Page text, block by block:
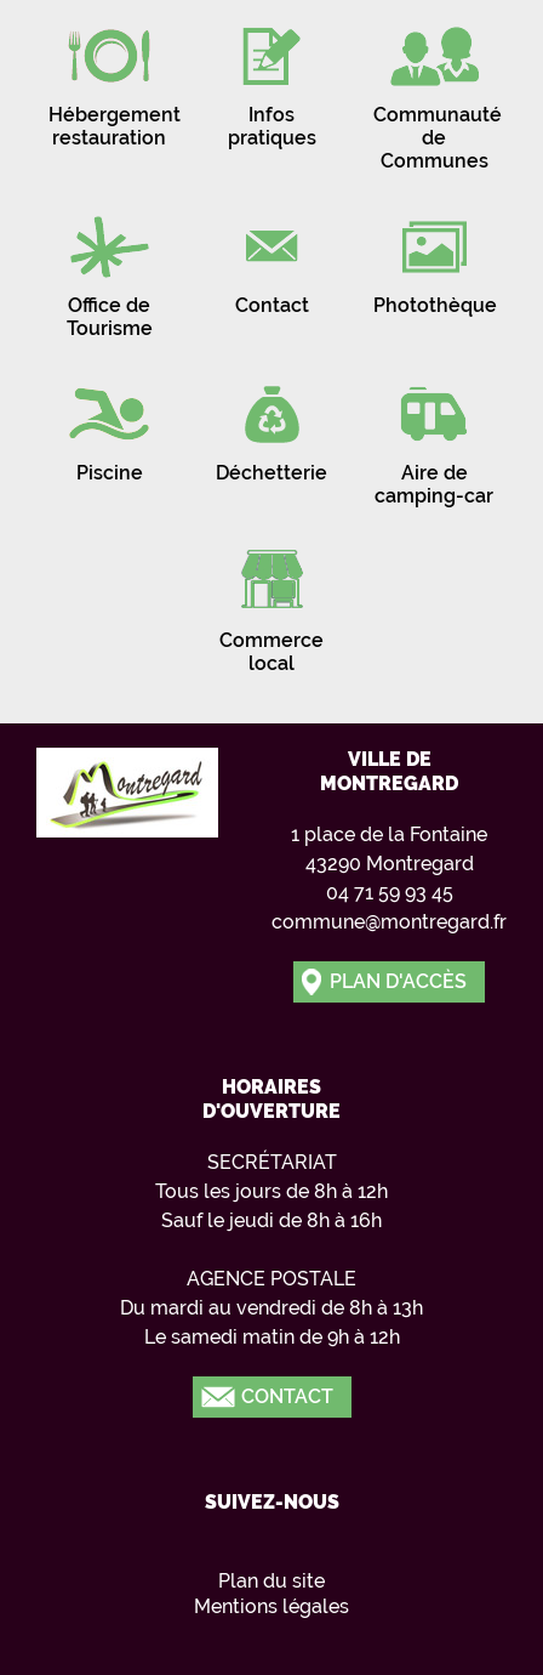
Hébergement
restauration
Infos
pratiques
Communauté
de
Communes
Office de
Tourisme
Contact Photothèque
Piscine Déchetterie
Aire de
camping-car
Commerce
local
VILLE DE
MONTREGARD
1 place de la Fontaine
43290 Montregard
04 71 59 93 45
commune@montregard.fr
PLAN D'ACCÈS
HORAIRES
D'OUVERTURE
SECRÉTARIAT
Tous les jours de 8h à 12h
Sauf le jeudi de 8h à 16h
AGENCE POSTALE
Du mardi au vendredi de 8h à 13h
Le samedi matin de 9h à 12h
CONTACT
SUIVEZ-NOUS
Plan du site
Mentions légales